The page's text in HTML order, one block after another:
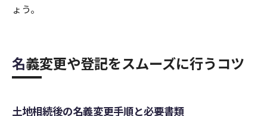
ょう。
名義変更や登記をスムーズに行うコツ
土地相続後の名義変更手順と必要書類